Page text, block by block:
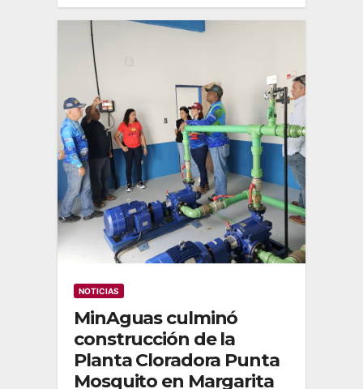
NOTICIAS
MinAguas culminó
construcción de la
Planta Cloradora Punta
Mosquito en Margarita